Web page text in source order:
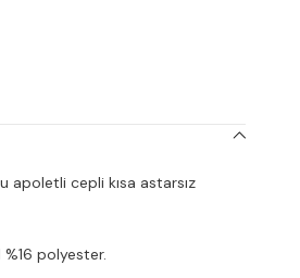
apoletli cepli kısa astarsız
polyester.